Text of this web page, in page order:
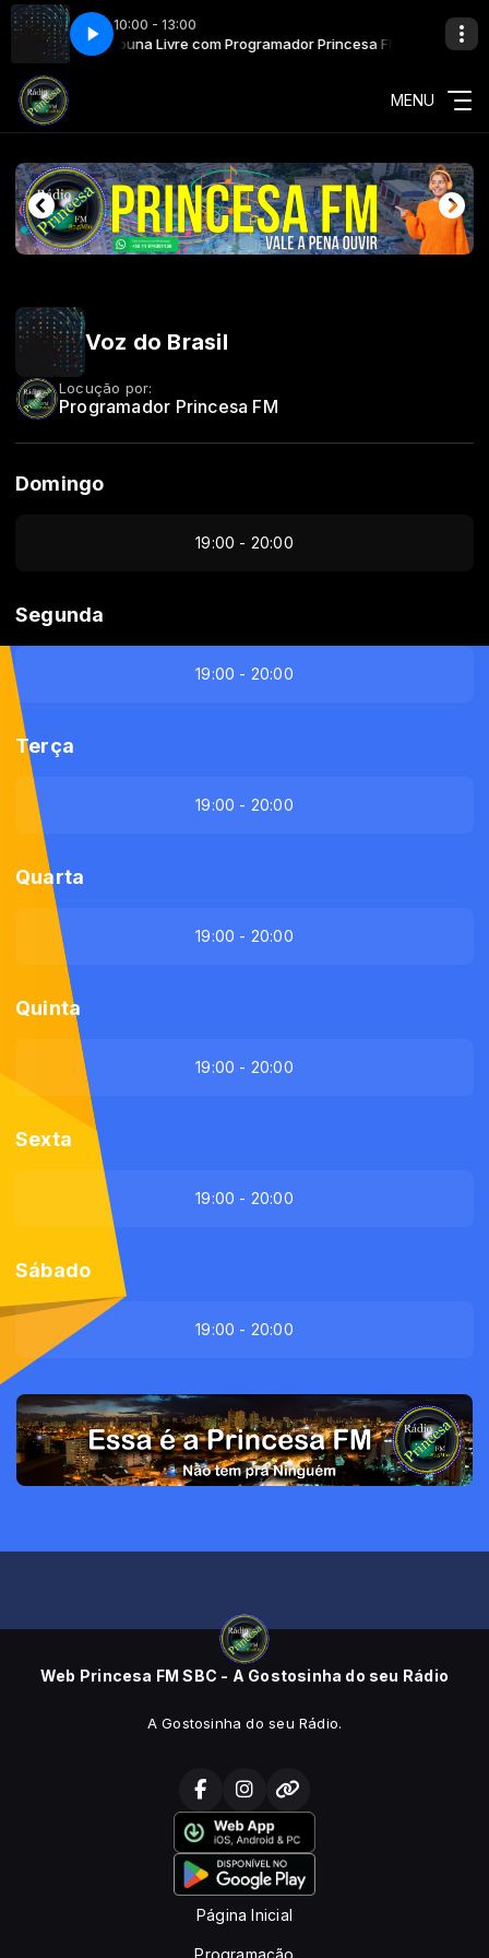
10:00 - 13:00
Princesa FMTribuna Livre com Programador Princesa FM
MENU
Voz do Brasil
Locução por:
Programador Princesa FM
Domingo
19:00 - 20:00
Segunda
19:00 - 20:00
Terça
19:00 - 20:00
Quarta
19:00 - 20:00
Quinta
19:00 - 20:00
Sexta
19:00 - 20:00
Sábado
19:00 - 20:00
Web Princesa FM SBC - A Gostosinha do seu Rádio
A Gostosinha do seu Rádio.
Página Inicial
Programação